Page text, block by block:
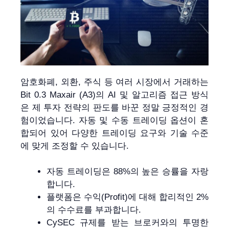
암호화폐, 외환, 주식 등 여러 시장에서 거래하는
Bit 0.3 Maxair (A3)의 AI 및 알고리즘 접근 방식
은 제 투자 전략의 판도를 바꾼 정말 긍정적인 경
험이었습니다. 자동 및 수동 트레이딩 옵션이 혼
합되어 있어 다양한 트레이딩 요구와 기술 수준
에 맞게 조정할 수 있습니다.
자동 트레이딩은 88%의 높은 승률을 자랑
합니다.
플랫폼은 수익(Profit)에 대해 합리적인 2%
의 수수료를 부과합니다.
CySEC 규제를 받는 브로커와의 투명한